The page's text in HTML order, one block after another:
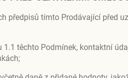
předpisů tímto Prodávající před
těchto Podmínek, kontaktní